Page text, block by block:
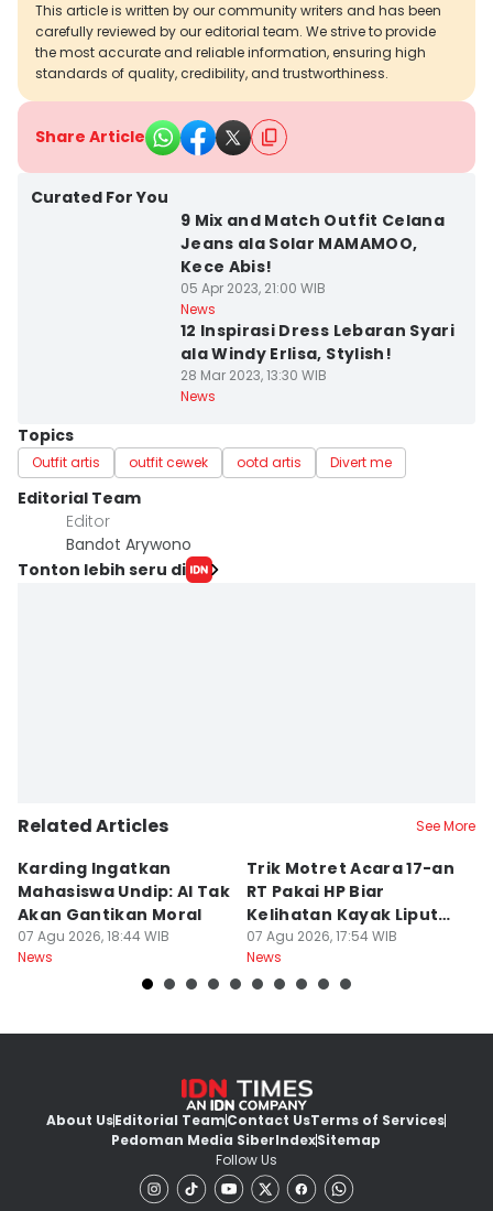
This article is written by our community writers and has been
carefully reviewed by our editorial team. We strive to provide
the most accurate and reliable information, ensuring high
standards of quality, credibility, and trustworthiness.
Share Article
Curated For You
9 Mix and Match Outfit Celana
Jeans ala Solar MAMAMOO,
Kece Abis!
05 Apr 2023, 21:00 WIB
News
12 Inspirasi Dress Lebaran Syari
ala Windy Erlisa, Stylish!
28 Mar 2023, 13:30 WIB
News
Topics
Outfit artis outfit cewek ootd artis Divert me
Editorial Team
Editor
Bandot Arywono
Tonton lebih seru di
Related Articles See More
Karding Ingatkan
Mahasiswa Undip: AI Tak
Akan Gantikan Moral
07 Agu 2026, 18:44 WIB
News
Trik Motret Acara 17-an
RT Pakai HP Biar
Kelihatan Kayak Liputan
Festival Nasional
07 Agu 2026, 17:54 WIB
News
About UsEditorial TeamContact UsTerms of Services
Pedoman Media SiberIndexSitemap
Follow Us